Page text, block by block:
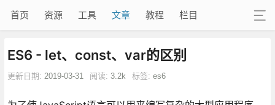
首页 资源 工具 文章 教程 栏目
ES6 - let、const、var的区别
更新日期: 2019-03-31 阅读: 3.2k 标签: es6